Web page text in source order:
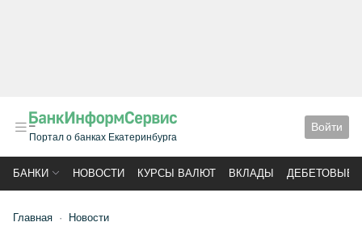
Портал о банках Екатеринбурга
Войти
БАНКИ НОВОСТИ КУРСЫ ВАЛЮТ ВКЛАДЫ ДЕБЕТОВЫЕ
Главная Новости